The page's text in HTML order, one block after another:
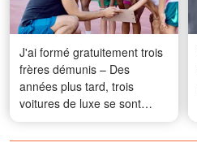
J'ai formé gratuitement trois
frères démunis – Des
années plus tard, trois
voitures de luxe se sont
arrêtées devant ma maison
délabrée